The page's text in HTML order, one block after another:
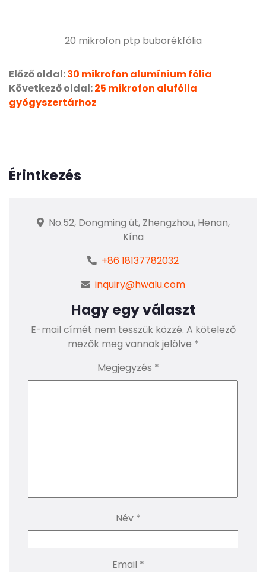
20 mikrofon ptp buborékfólia
Előző oldal:30 mikrofon alumínium fólia
Következő oldal:25 mikrofon alufólia
gyógyszertárhoz
Érintkezés
No.52, Dongming út, Zhengzhou, Henan,
Kína
+86 18137782032
inquiry@hwalu.com
Hagy egy választ
E-mail címét nem tesszük közzé. A kötelező
mezők meg vannak jelölve *
Megjegyzés *
Név *
Email *